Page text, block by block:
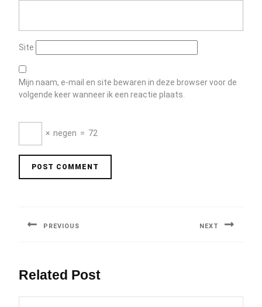
Site
Mijn naam, e-mail en site bewaren in deze browser voor de
volgende keer wanneer ik een reactie plaats.
× negen = 72
PREVIOUS NEXT
Related Post